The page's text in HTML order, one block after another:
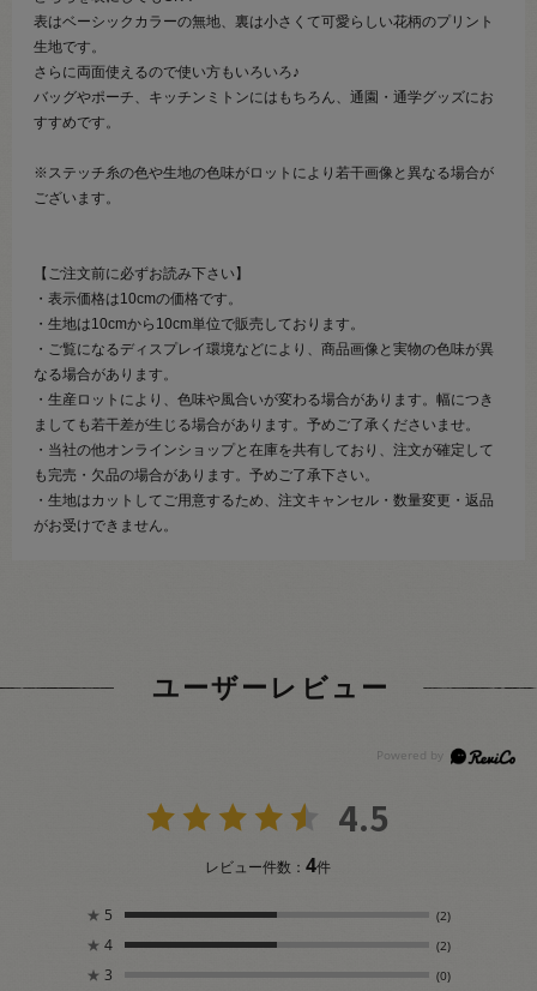
表はベーシックカラーの無地、裏は小さくて可愛らしい花柄のプリント
生地です。
さらに両面使えるので使い方もいろいろ♪
バッグやポーチ、キッチンミトンにはもちろん、通園・通学グッズにお
すすめです。
※ステッチ糸の色や生地の色味がロットにより若干画像と異なる場合が
ございます。
【ご注文前に必ずお読み下さい】
・表示価格は10cmの価格です。
・生地は10cmから10cm単位で販売しております。
・ご覧になるディスプレイ環境などにより、商品画像と実物の色味が異
なる場合があります。
・生産ロットにより、色味や風合いが変わる場合があります。幅につき
ましても若干差が生じる場合があります。予めご了承くださいませ。
・当社の他オンラインショップと在庫を共有しており、注文が確定して
も完売・欠品の場合があります。予めご了承下さい。
・生地はカットしてご用意するため、注文キャンセル・数量変更・返品
がお受けできません。
ユーザーレビュー
4.5
レビュー件数：4件
★ 5 (2)
★ 4 (2)
★ 3 (0)